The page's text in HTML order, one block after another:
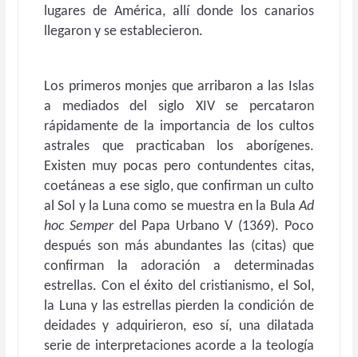
lugares de América, allí donde los canarios
llegaron y se establecieron.
Los primeros monjes que arribaron a las Islas
a mediados del siglo XIV se percataron
rápidamente de la importancia de los cultos
astrales que practicaban los aborígenes.
Existen muy pocas pero contundentes citas,
coetáneas a ese siglo, que confirman un culto
al Sol y la Luna como se muestra en la BulaAd
hoc Semperdel Papa Urbano V (1369). Poco
después son más abundantes las (citas) que
confirman la adoración a determinadas
estrellas. Con el éxito del cristianismo, el Sol,
la Luna y las estrellas pierden la condición de
deidades y adquirieron, eso sí, una dilatada
serie de interpretaciones acorde a la teología